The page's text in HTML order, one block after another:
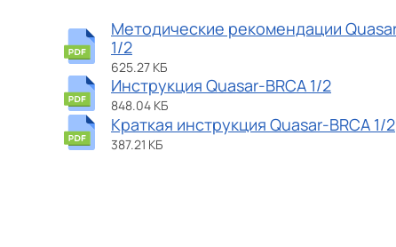
Методические рекомендации
1/2
625.27 КБ
Инструкция Quasar-BRCA 1/2
848.04 КБ
Краткая инструкция Quasar-BRCA 1/2
387.21 КБ